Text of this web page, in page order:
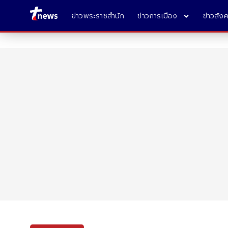
ข่าวพระราชสำนัก ข่าวการเมือง ข่าวสัง